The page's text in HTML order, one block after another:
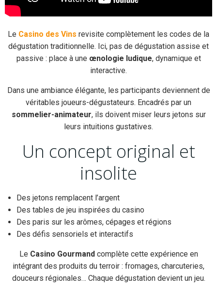
Le Casino des Vins revisite complètement les codes de la
dégustation traditionnelle. Ici, pas de dégustation assise et
passive : place à une œnologie ludique, dynamique et
interactive.
Dans une ambiance élégante, les participants deviennent de
véritables joueurs-dégustateurs. Encadrés par un
sommelier-animateur, ils doivent miser leurs jetons sur
leurs intuitions gustatives.
Un concept original et
insolite
Des jetons remplacent l’argent
Des tables de jeu inspirées du casino
Des paris sur les arômes, cépages et régions
Des défis sensoriels et interactifs
Le Casino Gourmandcomplète cette expérience en
intégrant des produits du terroir : fromages, charcuteries,
douceurs régionales… Chaque dégustation devient un jeu.